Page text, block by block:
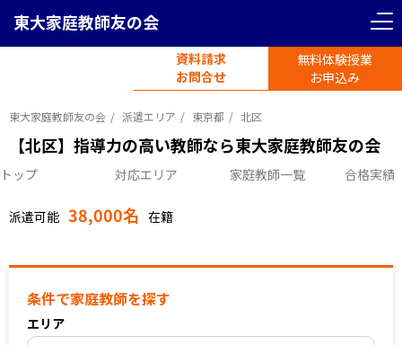
東大家庭教師友の会
資料請求
お問合せ
無料体験授業
お申込み
東大家庭教師友の会 派遣エリア 東京都 北区
【北区】指導力の高い教師なら東大家庭教師友の会
トップ 対応エリア 家庭教師一覧 合格実績
派遣可能 38,000名 在籍
条件で家庭教師を探す
エリア
＜ 戻る リセット
東京都
大阪府